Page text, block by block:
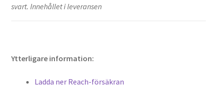
svart. Innehållet i leveransen
Ytterligare information:
Ladda ner Reach-försäkran